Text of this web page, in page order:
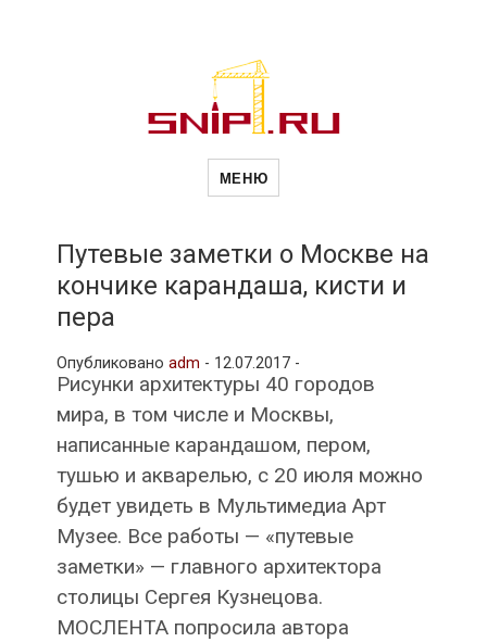
Новости
другие связанные со стройкой
рубрики
МЕНЮ
Путевые заметки о Москве на
кончике карандаша, кисти и
пера
Опубликовано adm - 12.07.2017 -
Рисунки архитектуры 40 городов
мира, в том числе и Москвы,
написанные карандашом, пером,
тушью и акварелью, с 20 июля можно
будет увидеть в Мультимедиа Арт
Музее. Все работы — «путевые
заметки» — главного архитектора
столицы Сергея Кузнецова.
МОСЛЕНТА попросила автора